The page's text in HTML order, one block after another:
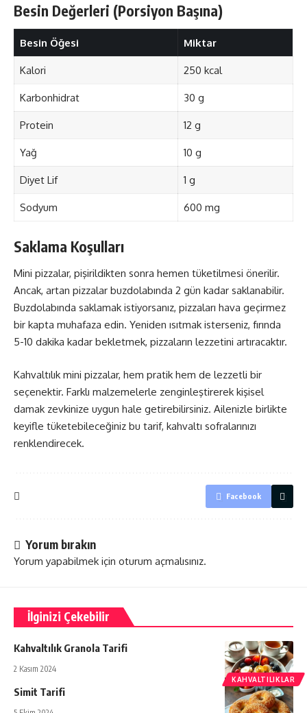
Besin Değerleri (Porsiyon Başına)
Besin Öğesi Miktar
Kalori 250 kcal
Karbonhidrat 30 g
Protein 12 g
Yağ 10 g
Diyet Lif 1 g
Sodyum 600 mg
Saklama Koşulları
Mini pizzalar, pişirildikten sonra hemen tüketilmesi önerilir.
Ancak, artan pizzalar buzdolabında 2 gün kadar saklanabilir.
Buzdolabında saklamak istiyorsanız, pizzaları hava geçirmez
bir kapta muhafaza edin. Yeniden ısıtmak isterseniz, fırında
5-10 dakika kadar bekletmek, pizzaların lezzetini artıracaktır.
Kahvaltılık mini pizzalar, hem pratik hem de lezzetli bir
seçenektir. Farklı malzemelerle zenginleştirerek kişisel
damak zevkinize uygun hale getirebilirsiniz. Ailenizle birlikte
keyifle tüketebileceğiniz bu tarif, kahvaltı sofralarınızı
renklendirecek.
Facebook
Yorum bırakın
Yorum yapabilmek için oturum açmalısınız.
İlginizi Çekebilir
KAHVALTILIKLAR
Kahvaltılık Granola Tarifi
2 Kasım 2024
Simit Tarifi